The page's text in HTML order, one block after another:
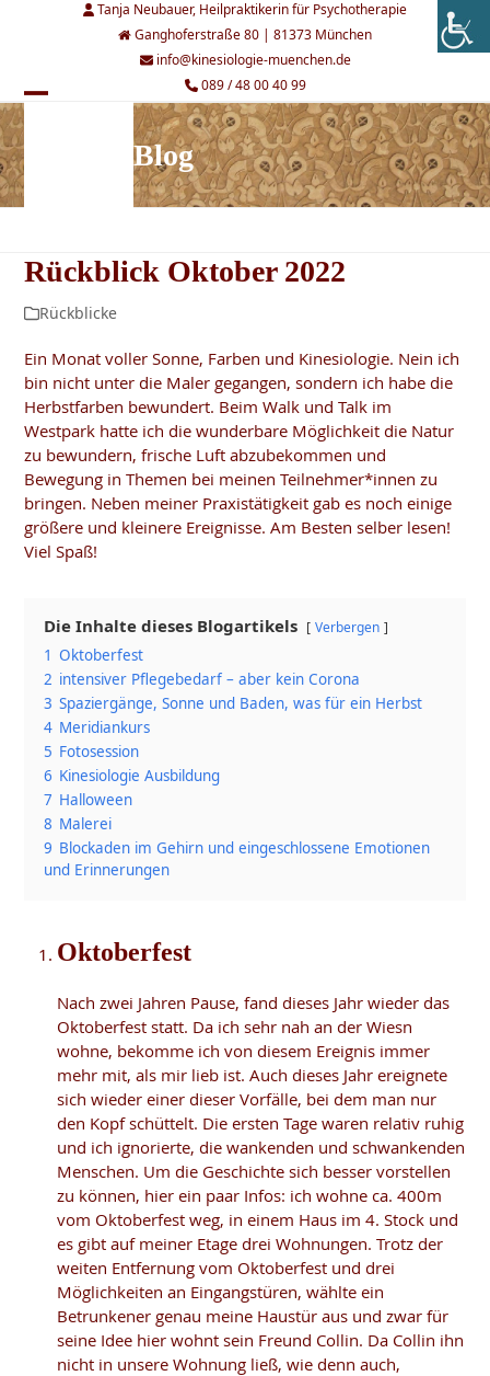
Tanja Neubauer, Heilpraktikerin für Psychotherapie
Ganghoferstraße 80 | 81373 München
info@kinesiologie-muenchen.de
089 / 48 00 40 99
Open
mobile
menu
Close
mobile
menu
Blog
Rückblick Oktober 2022
Rückblicke
Ein Monat voller Sonne, Farben und Kinesiologie. Nein ich
bin nicht unter die Maler gegangen, sondern ich habe die
Herbstfarben bewundert. Beim Walk und Talk im
Westpark hatte ich die wunderbare Möglichkeit die Natur
zu bewundern, frische Luft abzubekommen und
Bewegung in Themen bei meinen Teilnehmer*innen zu
bringen. Neben meiner Praxistätigkeit gab es noch einige
größere und kleinere Ereignisse. Am Besten selber lesen!
Viel Spaß!
Die Inhalte dieses Blogartikels Verbergen
1 Oktoberfest
2 intensiver Pflegebedarf – aber kein Corona
3 Spaziergänge, Sonne und Baden, was für ein Herbst
4 Meridiankurs
5 Fotosession
6 Kinesiologie Ausbildung
7 Halloween
8 Malerei
9 Blockaden im Gehirn und eingeschlossene Emotionen
und Erinnerungen
Oktoberfest
Nach zwei Jahren Pause, fand dieses Jahr wieder das
Oktoberfest statt. Da ich sehr nah an der Wiesn
wohne, bekomme ich von diesem Ereignis immer
mehr mit, als mir lieb ist. Auch dieses Jahr ereignete
sich wieder einer dieser Vorfälle, bei dem man nur
den Kopf schüttelt. Die ersten Tage waren relativ ruhig
und ich ignorierte, die wankenden und schwankenden
Menschen. Um die Geschichte sich besser vorstellen
zu können, hier ein paar Infos: ich wohne ca. 400m
vom Oktoberfest weg, in einem Haus im 4. Stock und
es gibt auf meiner Etage drei Wohnungen. Trotz der
weiten Entfernung vom Oktoberfest und drei
Möglichkeiten an Eingangstüren, wählte ein
Betrunkener genau meine Haustür aus und zwar für
seine Idee hier wohnt sein Freund Collin. Da Collin ihn
nicht in unsere Wohnung ließ, wie denn auch,